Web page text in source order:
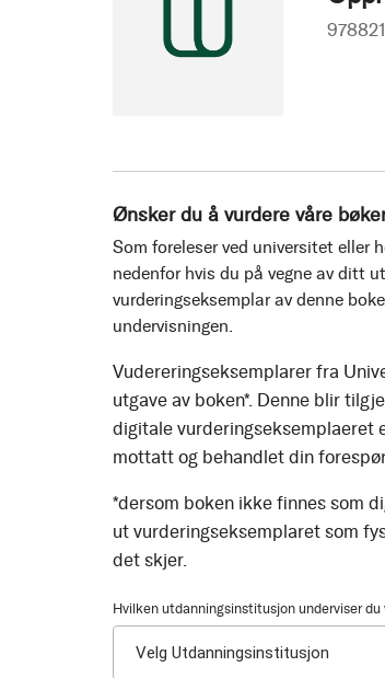
Ønsker du å vurdere våre
Som foreleser ved universitet eller
nedenfor hvis du på vegne av ditt
vurderingseksemplar av denne
undervisningen.
Vudereringseksemplarer fra
utgave av boken*. Denne blir
digitale vurderingseksemplaeret
mottatt og behandlet din
*dersom boken ikke finnes som
ut vurderingseksemplaret som
det skjer.
Hvilken utdanningsinstitusjon underviser du